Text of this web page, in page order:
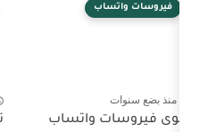
نسخة واتساب
تحميل نسخة